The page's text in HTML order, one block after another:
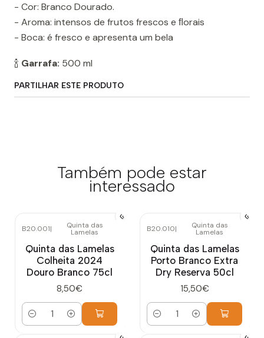
- Cor: Branco Dourado.
- Aroma: intensos de frutos frescos e ﬂorais
- Boca: é fresco e apresenta um bela
🍾 Garrafa: 500 ml
PARTILHAR ESTE PRODUTO
Também pode estar
interessado
B20.001| Quinta das
Lamelas
Quinta das Lamelas
Colheita 2024
Douro Branco 75cl
8,50€
Quantidade
B20.010| Quinta das
Lamelas
Quinta das Lamelas
Porto Branco Extra
Dry Reserva 50cl
15,50€
Quantidade